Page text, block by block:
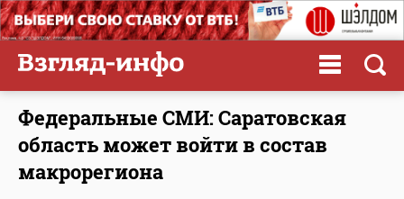
Федеральные СМИ: Саратовская
область может войти в состав
макрорегиона